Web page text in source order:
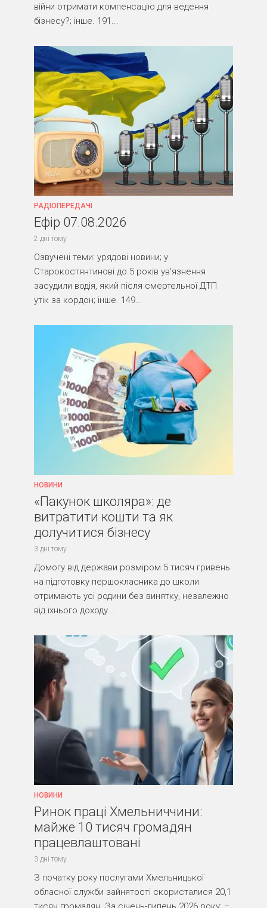
війни отримати компенсацію для ведення
бізнесу?; інше. 191...
РАДІОПЕРЕДАЧІ
Ефір 07.08.2026
2 дні тому
Озвучені теми: урядові новини; у
Старокостянтинові до 5 років ув’язнення
засудили водія, який після смертельної ДТП
утік за кордон; інше. 149...
НОВИНИ
«Пакунок школяра»: де
витратити кошти та як
долучитися бізнесу
3 дні тому
Домогу від держави розміром 5 тисяч гривень
на підготовку першокласника до школи
отримають усі родини без винятку, незалежно
від їхнього доходу...
НОВИНИ
Ринок праці Хмельниччини:
майже 10 тисяч громадян
працевлаштовані
3 дні тому
З початку року послугами Хмельницької
обласної служби зайнятості скористалися 20,1